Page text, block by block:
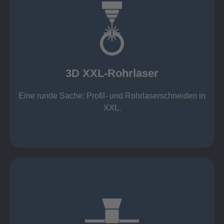
3D XXL-Rohrlaser
Eine runde Sache: Profil- und Rohrlaserschneiden in
XXL.
3D XXL-Rohrlaser
Rechteckprofile bis 300 x 300 mm
Wandstärken:
Nichtrostende Stähle 15 mm (oxidfrei)
Aluminium 10 mm (oxidfrei)